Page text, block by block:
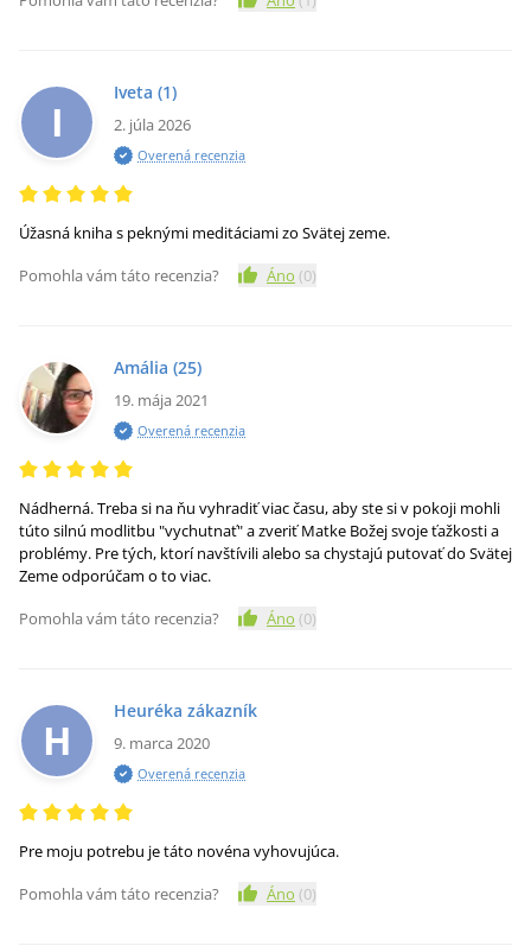
I
Iveta (1)
2. júla 2026
Overená recenzia
Úžasná kniha s peknými meditáciami zo Svätej zeme.
Pomohla vám táto recenzia?
Áno (0)
Amália (25)
19. mája 2021
Overená recenzia
Nádherná. Treba si na ňu vyhradiť viac času, aby ste si v pokoji mohli
túto silnú modlitbu "vychutnať" a zveriť Matke Božej svoje ťažkosti a
problémy. Pre tých, ktorí navštívili alebo sa chystajú putovať do Svätej
Zeme odporúčam o to viac.
Pomohla vám táto recenzia?
Áno (0)
H
Heuréka zákazník
9. marca 2020
Overená recenzia
Pre moju potrebu je táto novéna vyhovujúca.
Pomohla vám táto recenzia?
Áno (0)